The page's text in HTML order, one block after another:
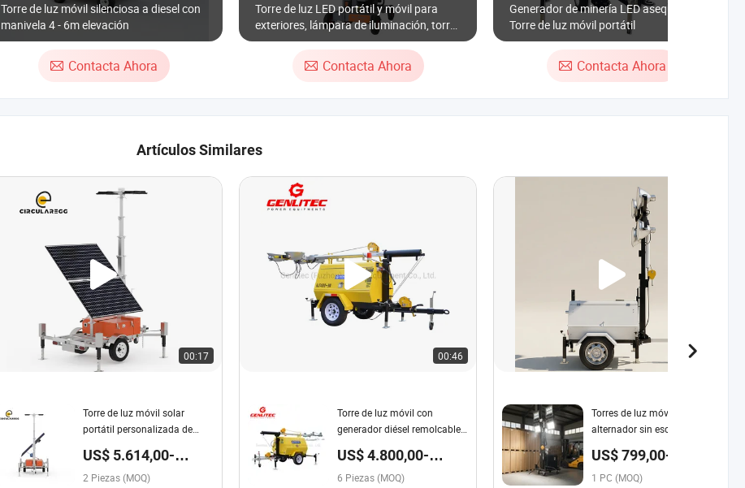
Torre de luz móvil silenciosa a diesel con
manivela 4 - 6m elevación
Contacta Ahora
Torre de luz LED portátil y móvil para
exteriores, lámpara de iluminación, torre
solar con mástil telescópico, remolque de
luz de inundación para minería
Contacta Ahora
Generador de minería LED asequible -
Torre de luz móvil portátil
Contacta Ahora
Artículos Similares
00:17
Torre de luz móvil solar
portátil personalizada de
US$ 5.614,00-
8.020,00 / Pieza
2 Piezas (MOQ)
00:46
Torre de luz móvil con
generador diésel remolcable
Quanchai Kohler y mástil de
elevación manual 9m
US$ 4.800,00-
6.800,00 / Pieza
6 Piezas (MOQ)
00:43
Torres de luz móviles con
alternador sin escobillas,
iluminación portátil
US$ 799,00-
6.999,00 / PC
1 PC (MOQ)